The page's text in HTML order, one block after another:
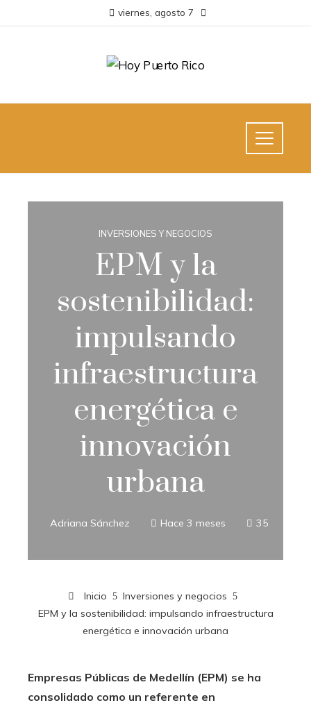
viernes, agosto 7
INVERSIONES Y NEGOCIOS
EPM y la
sostenibilidad:
impulsando
infraestructura
energética e
innovación
urbana
Adriana Sánchez Hace 3 meses 35
Inicio
Inversiones y negocios
EPM y la sostenibilidad: impulsando infraestructura
energética e innovación urbana
Empresas Públicas de Medellín (EPM) se ha
consolidado como un referente en